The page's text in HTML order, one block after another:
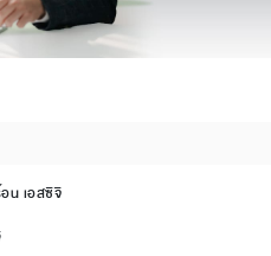
น เอสซีจี